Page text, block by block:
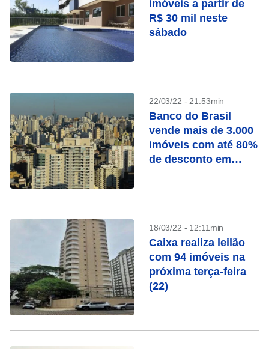
imóveis a partir de
R$ 30 mil neste
sábado
22/03/22 - 21:53min
Banco do Brasil
vende mais de 3.000
imóveis com até 80%
de desconto em
18/03/22 - 12:11min
Caixa realiza leilão
com 94 imóveis na
próxima terça-feira
(22)